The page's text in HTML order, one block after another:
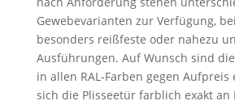
Gewebevarianten zur Verfügung,
besonders reißfeste oder nahezu
Ausführungen. Auf Wunsch sind
in allen RAL-Farben gegen Aufpreis
sich die Plisseetür farblich exakt an